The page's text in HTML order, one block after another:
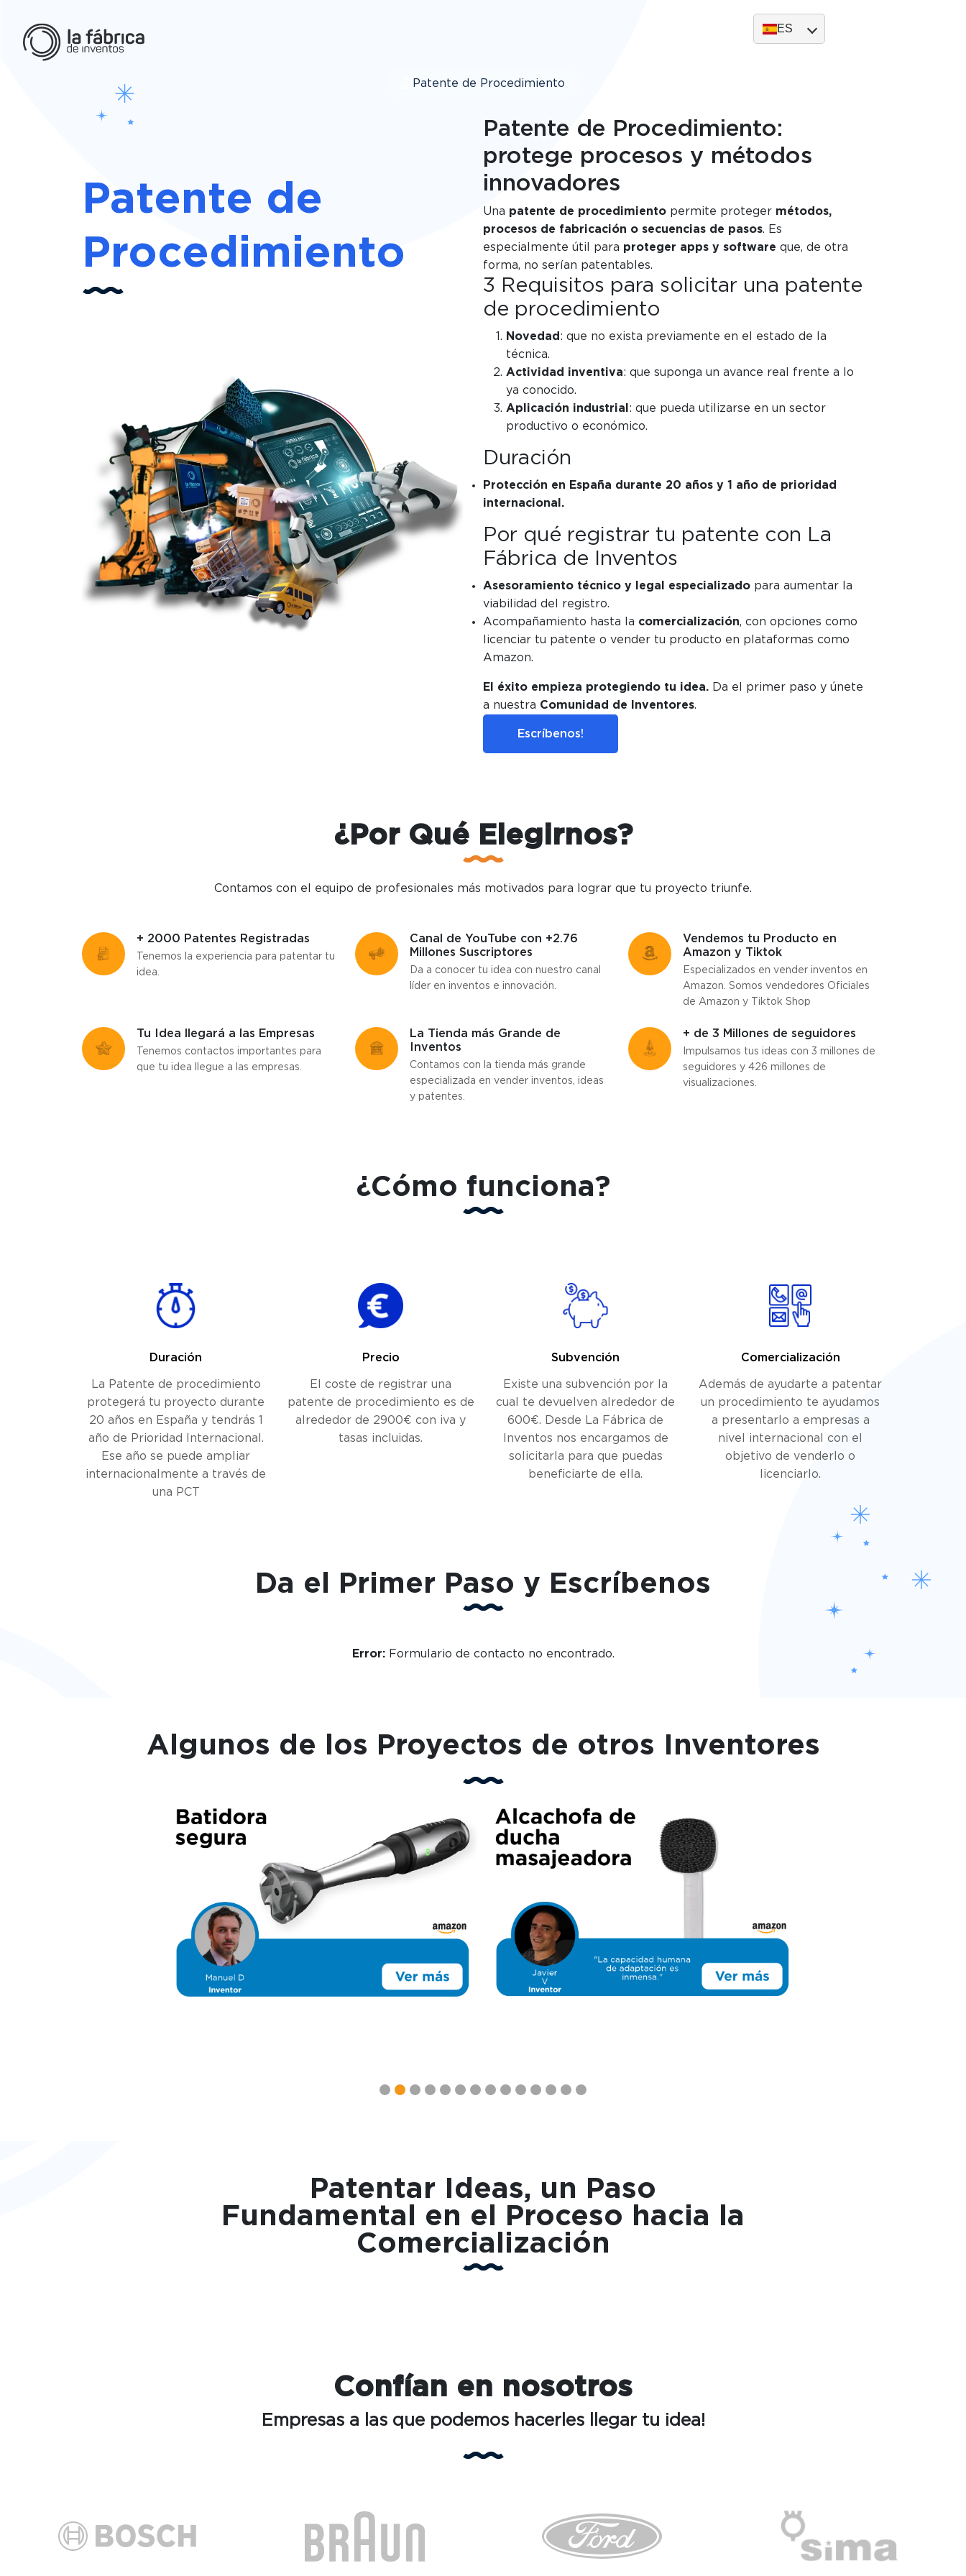
ES
Patente de Procedimiento
Patente de
Procedimiento
Patente de Procedimiento:
protege procesos y métodos
innovadores
Una patente de procedimiento permite proteger métodos,
procesos de fabricación o secuencias de pasos. Es
especialmente útil para proteger apps y software que, de otra
forma, no serían patentables.
3 Requisitos para solicitar una patente
de procedimiento
Novedad : que no exista previamente en el estado de la
técnica.
Actividad inventiva: que suponga un avance real frente a lo
ya conocido.
Aplicación industrial : que pueda utilizarse en un sector
productivo o económico.
Duración
Protección en España durante 20 años y 1 año de prioridad
internacional.
Por qué registrar tu patente con La
Fábrica de Inventos
Asesoramiento técnico y legal especializado para aumentar la
viabilidad del registro.
Acompañamiento hasta la comercialización, con opciones como
licenciar tu patente o vender tu producto en plataformas como
Amazon.
El éxito empieza protegiendo tu idea. Da el primer paso y únete
a nuestra Comunidad de Inventores.
Escríbenos!
¿Por Qué Elegirnos?
Contamos con el equipo de profesionales más motivados para lograr que tu proyecto triunfe.
+ 2000 Patentes Registradas
Tenemos la experiencia para patentar tu
idea.
Canal de YouTube con +2.76
Millones Suscriptores
Da a conocer tu idea con nuestro canal
líder en inventos e innovación.
Vendemos tu Producto en
Amazon y Tiktok
Especializados en vender inventos en
Amazon. Somos vendedores Oficiales
de Amazon y Tiktok Shop
Tu Idea llegará a las Empresas
Tenemos contactos importantes para
que tu idea llegue a las empresas.
La Tienda más Grande de
Inventos
Contamos con la tienda más grande
especializada en vender inventos, ideas
y patentes.
+ de 3 Millones de seguidores
Impulsamos tus ideas con 3 millones de
seguidores y 426 millones de
visualizaciones.
¿Cómo funciona?
Duración
La Patente de procedimiento
protegerá tu proyecto durante
20 años en España y tendrás 1
año de Prioridad Internacional.
Ese año se puede ampliar
internacionalmente a través de
una PCT
Precio
El coste de registrar una
patente de procedimiento es de
alrededor de 2900€ con iva y
tasas incluidas.
Subvención
Existe una subvención por la
cual te devuelven alrededor de
600€. Desde La Fábrica de
Inventos nos encargamos de
solicitarla para que puedas
beneficiarte de ella.
Comercialización
Además de ayudarte a patentar
un procedimiento te ayudamos
a presentarlo a empresas a
nivel internacional con el
objetivo de venderlo o
licenciarlo.
Da el Primer Paso y Escríbenos
Error:Formulario de contacto no encontrado.
Algunos de los Proyectos de otros Inventores
Patentar Ideas, un Paso
Fundamental en el Proceso hacia la
Comercialización
Confían en nosotros
Empresas a las que podemos hacerles llegar tu idea!